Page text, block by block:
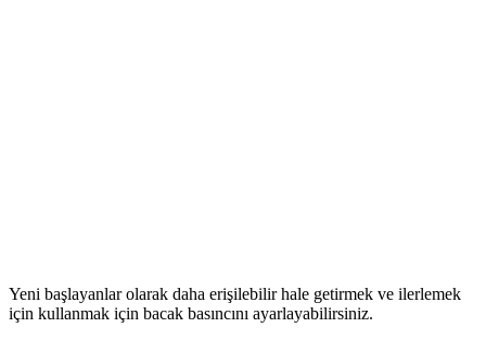
Yeni başlayanlar olarak daha erişilebilir hale getirmek ve ilerlemek
için kullanmak için bacak basıncını ayarlayabilirsiniz.